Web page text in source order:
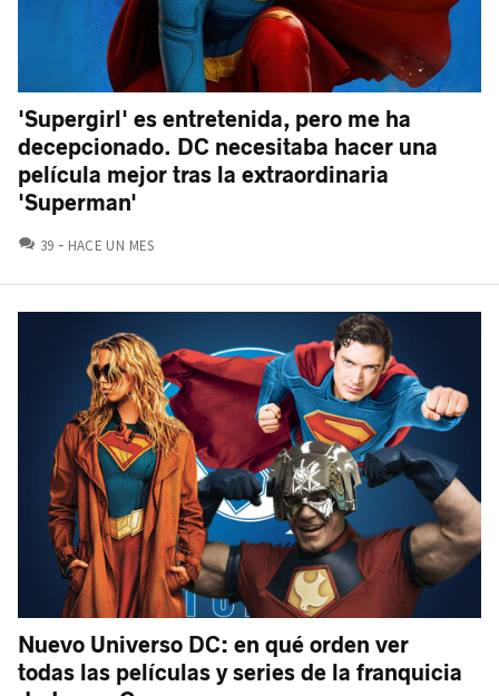
'Supergirl' es entretenida, pero me ha
decepcionado. DC necesitaba hacer una
película mejor tras la extraordinaria
'Superman'
39 COMENTARIOS
HACE UN MES
Nuevo Universo DC: en qué orden ver
todas las películas y series de la franquicia